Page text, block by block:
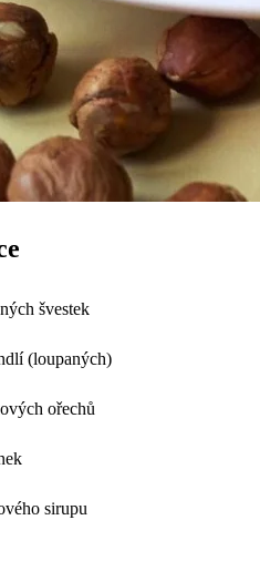
švestek
(loupaných)
ořechů
sirupu